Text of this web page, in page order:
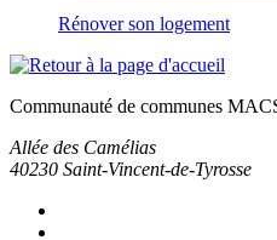
Rénover son logement
Communauté de communes
Allée des Camélias
40230 Saint-Vincent-de-Tyrosse